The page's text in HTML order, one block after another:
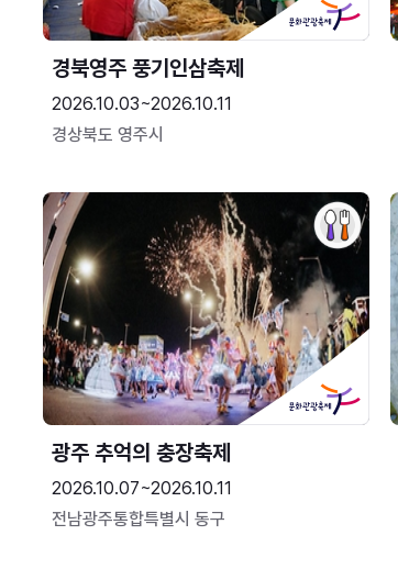
경북영주 풍기인삼축제
2026.10.03~2026.10.11
경상북도 영주시
광주 추억의 충장축제
2026.10.07~2026.10.11
전남광주통합특별시 동구